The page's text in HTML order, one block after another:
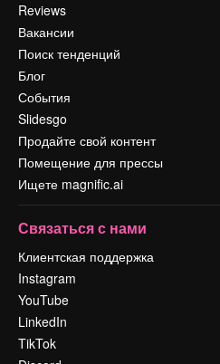
Reviews
Вакансии
Поиск тенденций
Блог
События
Slidesgo
Продайте свой контент
Помещение для прессы
Ищете magnific.ai
Связаться с нами
Клиентская поддержка
Instagram
YouTube
LinkedIn
TikTok